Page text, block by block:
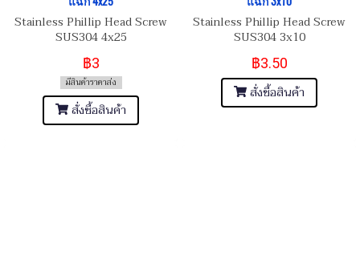
Stainless Phillip Head Screw
SUS304 4x25
฿3
มีสินค้าราคาส่ง
สั่งซื้อสินค้า
Stainless Phillip Head Screw
SUS304 3x10
฿3.50
สั่งซื้อสินค้า